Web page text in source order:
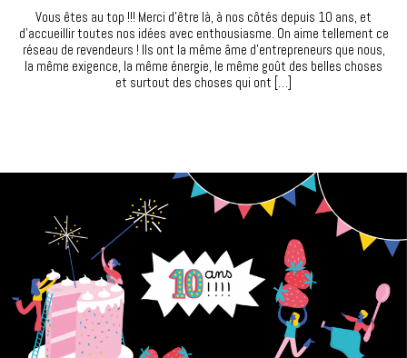
Vous êtes au top !!! Merci d’être là, à nos côtés depuis 10 ans, et
d’accueillir toutes nos idées avec enthousiasme. On aime tellement ce
réseau de revendeurs ! Ils ont la même âme d’entrepreneurs que nous,
la même exigence, la même énergie, le même goût des belles choses
et surtout des choses qui ont […]